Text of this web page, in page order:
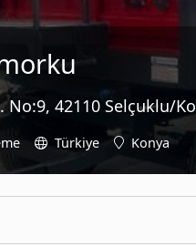
42110 Selçuklu/
Türkiye Konya